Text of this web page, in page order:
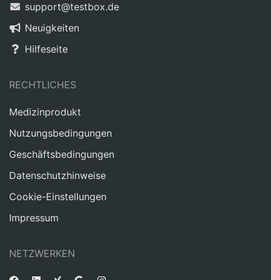
support@testbox.de
Neuigkeiten
Hilfeseite
RECHTLICHES
Medizinprodukt
Nutzungsbedingungen
Geschäftsbedingungen
Datenschutzhinweise
Cookie-Einstellungen
Impressum
NETZWERKEN